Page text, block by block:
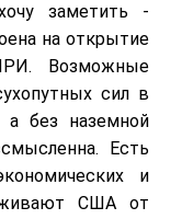
заметить -
на открытие
Возможные
сил в
а без наземной
Есть
и
США от